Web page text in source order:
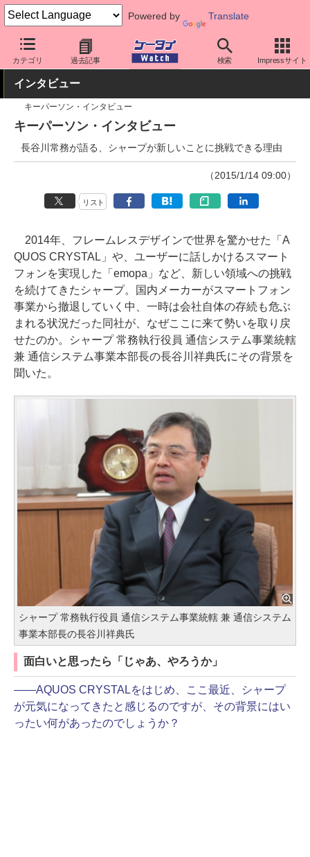
Powered by Translate
カテゴリ 過去記事 検索 Impressサイト
ケータイ Watch キャリア ソフトバンク AQUOS
インタビュー
キーパーソン・インタビュー
キーパーソン・インタビュー
長谷川常務が語る、シャープが新しいことに挑戦できる理由
（2015/1/14 09:00）
リスト
2014年、フレームレスデザインで世界を驚かせた「A
QUOS CRYSTAL」や、ユーザーに話しかけるスマート
フォンを実現した「emopa」など、新しい領域への挑戦
を続けてきたシャープ。国内メーカーがスマートフォン
事業から撤退していく中、一時は会社自体の存続も危ぶ
まれる状況だった同社が、なぜここに来て勢いを取り戻
せたのか。シャープ 常務執行役員 通信システム事業統轄
兼 通信システム事業本部長の長谷川祥典氏にその背景を
聞いた。
シャープ 常務執行役員 通信システム事業統轄 兼 通信システム
事業本部長の長谷川祥典氏
面白いと思ったら「じゃあ、やろうか」
――AQUOS CRYSTALをはじめ、ここ最近、シャープ
が元気になってきたと感じるのですが、その背景にはい
ったい何があったのでしょうか？